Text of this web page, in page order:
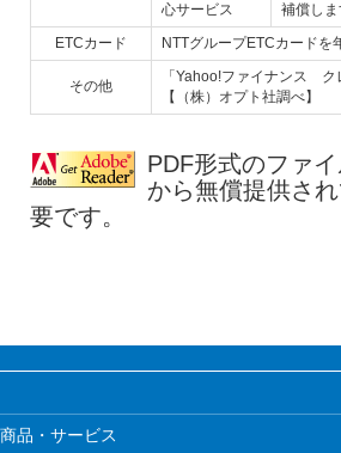
心サービス
補償しま
ETCカード
NTTグループETCカードを
その他
「Yahoo!ファイナンス
【（株）オプト社調べ】
PDF形式のファ
から無償提供さ
要です。
商品・サービス